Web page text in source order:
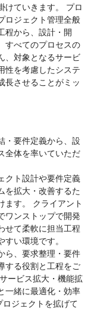
けていきます。 プロ
ロジェクト管理全般
程から、設計・開
すべてのプロセスの
、対象となるサービ
性を考慮したシステ
長させることがミッ
・要件定義から、設
全体を率いていただ
クト設計や要件定義
を拡大・改善するた
ます。 クライアント
ワンストップで開発
せて柔軟に担当工程
い環境です。
ら、要求整理・要件
する役割と工程をご
ービス拡大・機能拡
一緒に最適化・効率
ジェクトを拡げて